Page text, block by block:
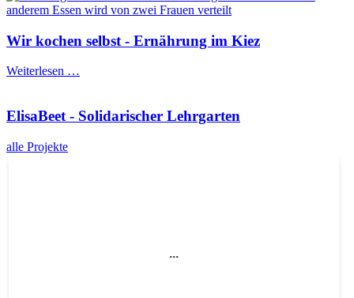
Wir kochen selbst - Ernährung im Kiez
Weiterlesen …
ElisaBeet - Solidarischer Lehrgarten
alle Projekte